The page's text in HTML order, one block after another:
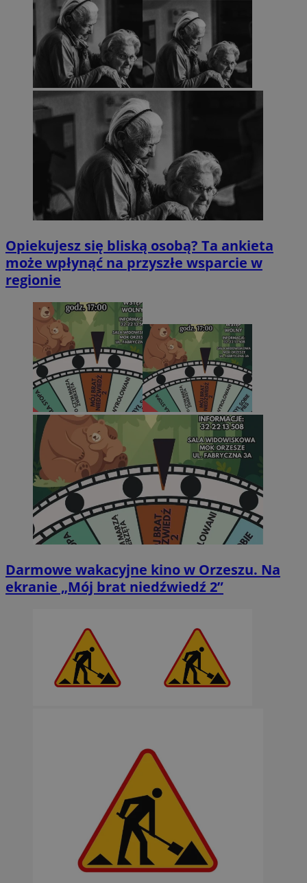
Opiekujesz się bliską osobą? Ta ankieta
może wpłynąć na przyszłe wsparcie w
regionie
Darmowe wakacyjne kino w Orzeszu. Na
ekranie „Mój brat niedźwiedź 2”